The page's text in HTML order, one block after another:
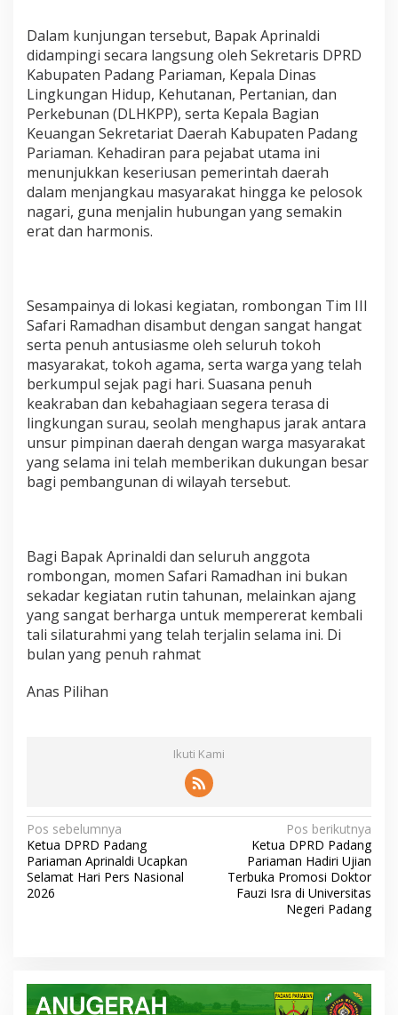
Dalam kunjungan tersebut, Bapak Aprinaldi
didampingi secara langsung oleh Sekretaris DPRD
Kabupaten Padang Pariaman, Kepala Dinas
Lingkungan Hidup, Kehutanan, Pertanian, dan
Perkebunan (DLHKPP), serta Kepala Bagian
Keuangan Sekretariat Daerah Kabupaten Padang
Pariaman. Kehadiran para pejabat utama ini
menunjukkan keseriusan pemerintah daerah
dalam menjangkau masyarakat hingga ke pelosok
nagari, guna menjalin hubungan yang semakin
erat dan harmonis.
Sesampainya di lokasi kegiatan, rombongan Tim III
Safari Ramadhan disambut dengan sangat hangat
serta penuh antusiasme oleh seluruh tokoh
masyarakat, tokoh agama, serta warga yang telah
berkumpul sejak pagi hari. Suasana penuh
keakraban dan kebahagiaan segera terasa di
lingkungan surau, seolah menghapus jarak antara
unsur pimpinan daerah dengan warga masyarakat
yang selama ini telah memberikan dukungan besar
bagi pembangunan di wilayah tersebut.
Bagi Bapak Aprinaldi dan seluruh anggota
rombongan, momen Safari Ramadhan ini bukan
sekadar kegiatan rutin tahunan, melainkan ajang
yang sangat berharga untuk mempererat kembali
tali silaturahmi yang telah terjalin selama ini. Di
bulan yang penuh rahmat
Anas Pilihan
Ikuti Kami
N
a
v
s
i
Pos sebelumnya
Ketua DPRD Padang
Pariaman Aprinaldi Ucapkan
Selamat Hari Pers Nasional
2026
Pos berikutnya
Ketua DPRD Padang
Pariaman Hadiri Ujian
Terbuka Promosi Doktor
Fauzi Isra di Universitas
Negeri Padang